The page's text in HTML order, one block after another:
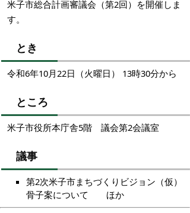
米子市総合計画審議会（第2回）を開催しま
す。
とき
令和6年10月22日（火曜日） 13時30分から
ところ
米子市役所本庁舎5階 議会第2会議室
議事
第2次米子市まちづくりビジョン（仮）
骨子案について ほか